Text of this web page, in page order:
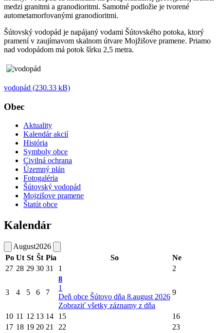
medzi granitmi a granodioritmi. Samotné podložie je tvorené
autometamorfovanými granodioritmi.
Šútovský vodopád je napájaný vodami Šútovského potoka, ktorý
pramení v zaujímavom skalnom útvare Mojžišove pramene. Priamo
nad vodopádom má potok šírku 2,5 metra.
vodopád (230.33 kB)
Obec
Aktuality
Kalendár akcií
História
Symboly obce
Civilná ochrana
Územný plán
Fotogaléria
Šútovský vodopád
Mojzišove pramene
Štatút obce
Kalendár
August2026
Po Ut St Št Pia So
Ne
27 28 29 30 31 1 2
3 4 5 6 7
8
1
Deň obce Šútovo dňa 8.august 2026
Zobraziť všetky záznamy z dňa
9
10 11 12 13 14 15
16
17 18 19 20 21 22
23